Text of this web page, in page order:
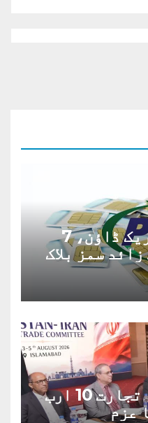
پی ٹی اے کا بڑا کریک ڈاؤن، 7
پاک ایران دوطرفہ تجارت 10 ارب
عزم